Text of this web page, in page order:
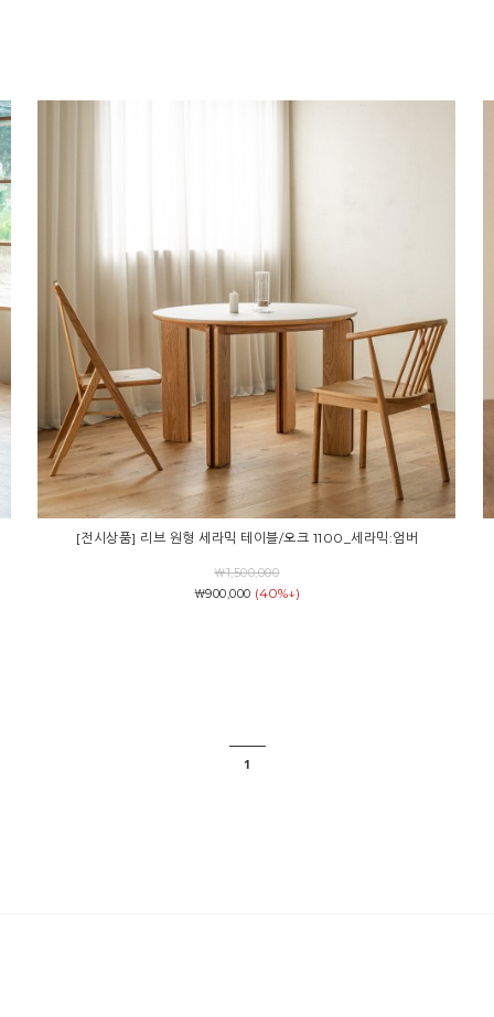
[전시상품] 리브 원형 세라믹 테이블/오크 1100_세라믹:엄버
￦1,500,000
￦900,000 (40%↓)
1